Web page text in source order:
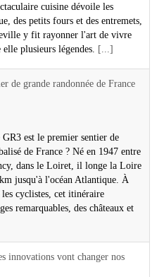
cuisine dévoile les
des petits fours et des entremets,
y fit rayonner l'art de vivre
plusieurs légendes. [...]
de grande randonnée de France
GR3 est le premier sentier de
de France ? Né en 1947 entre
dans le Loiret, il longe la Loire
jusqu'à l'océan Atlantique. À
cyclistes, cet itinéraire
remarquables, des châteaux et
innovations vont changer nos